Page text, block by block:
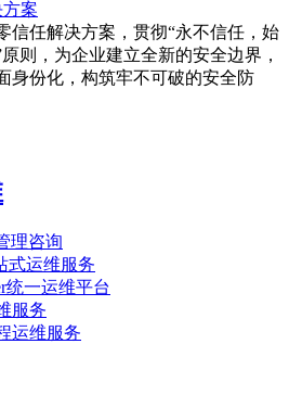
案
信任解决方案，贯彻“永不信任，始
则，为企业建立全新的安全边界，
身份化，构筑牢不可破的安全防
理咨询
式运维服务
统一运维平台
服务
运维服务